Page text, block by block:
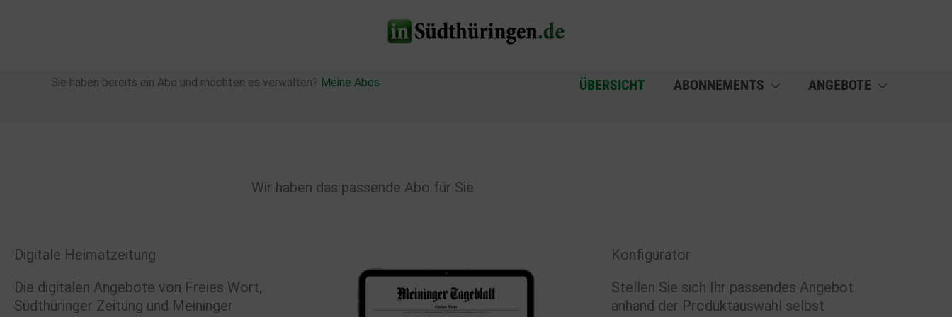
Sie haben bereits ein Abo und möchten es verwalten? Meine Abos ÜBERSICHT ABONNEMENTS ANGEBOTE
Wir haben das passende Abo für Sie
Digitale Heimatzeitung
Die digitalen Angebote von Freies Wort,
Südthüringer Zeitung und Meininger
Konfigurator
Stellen Sie sich Ihr passendes Angebot
anhand der Produktauswahl selbst